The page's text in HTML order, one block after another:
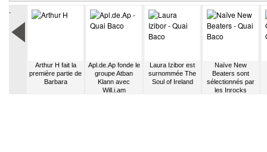
.
Arthur H fait la
première partie de
Barbara
Apl.de.Ap fonde le
groupe Atban
Klann avec
Will.i.am
Laura Izibor est
surnommée The
Soul of Ireland
Naïve New
Beaters sont
sélectionnés par
les Inrocks